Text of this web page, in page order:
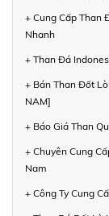
+ Cung Cấp Than
Nhanh
+ Than Đá
+ Bán Than Đốt
NAM]
+ Báo Giá Than
+ Chuyên Cung
Nam
+ Công Ty Cung